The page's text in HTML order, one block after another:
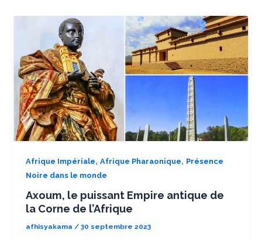
Afrique Impériale,Afrique Pharaonique, Présence
Noire dans le monde
Axoum, le puissant Empire antique de
la Corne de l’Afrique
afhisyakama/30 septembre 2023